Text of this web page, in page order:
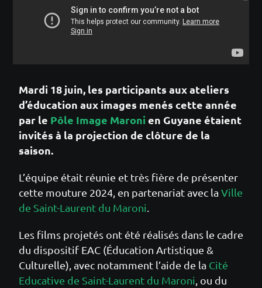
Mardi 18 juin, les participants aux ateliers
d’éducation aux images menés cette année
par le Pôle Image Maroni en Guyane étaient
invités à la projection de clôture de la
saison.
L’équipe était réunie et très fière de présenter
cette mouture 2024, en partenariat avec la Ville
de Saint-Laurent du Maroni
Les films projetés ont été réalisés dans le cadre
du dispositif EAC (Éducation Artistique &
Culturelle), avec notamment l’aide de la Cité
Educative de Saint-Laurent du Maroni , ou du